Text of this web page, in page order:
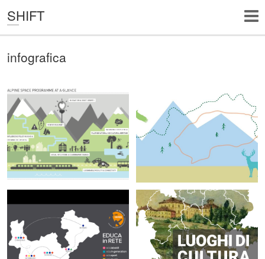
SHIFT
infografica